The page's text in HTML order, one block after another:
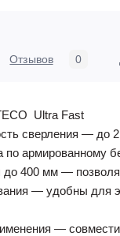
Отзывов 0
Ultra Fast
сверления — до
по армированному
до 400 мм —
— удобны для
—